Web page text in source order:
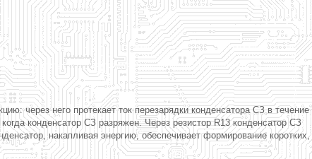
через него протекает ток перезарядки конденсатора СЗ в течение
конденсатор СЗ разряжен. Через резистор R13 конденсатор СЗ
накапливая энергию, обеспечивает формирование коротких,